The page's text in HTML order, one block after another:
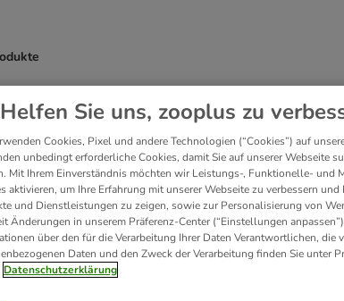
been changed
Unser Favorit
Helfen Sie uns, zooplus zu
Cookies, Pixel und andere Technologien (“Cookies”) auf
unbedingt erforderliche Cookies, damit Sie auf unserer Webseite
Mit Ihrem Einverständnis möchten wir Leistungs-, Funktionelle- und
aktivieren, um Ihre Erfahrung mit unserer Webseite zu verbessern und
und Dienstleistungen zu zeigen, sowie zur Personalisierung von
Änderungen in unserem Präferenz-Center (“Einstellungen
über den für die Verarbeitung Ihrer Daten Verantwortlichen, die
Daten und den Zweck der Verarbeitung finden Sie unter
Datenschutzerklärung